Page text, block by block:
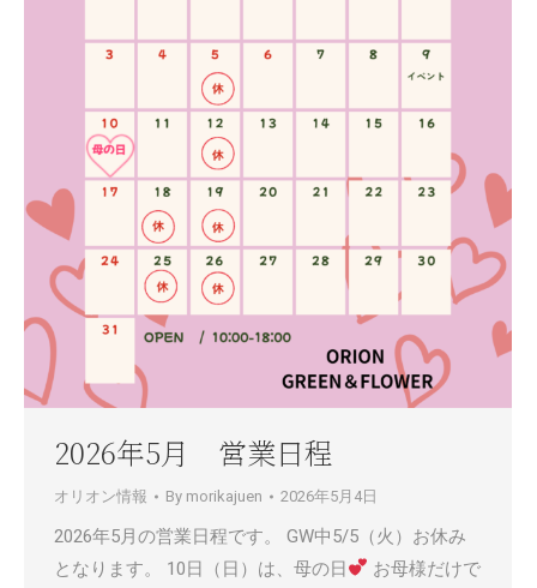
2026年5月 営業日程
オリオン情報 By morikajuen 2026年5月4日
2026年5月の営業日程です。 GW中5/5（火）お休み
となります。 10日（日）は、母の日
お母様だけで